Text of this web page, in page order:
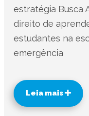
estratégia Busca
direito de
estudantes na
emergência
Leia mais